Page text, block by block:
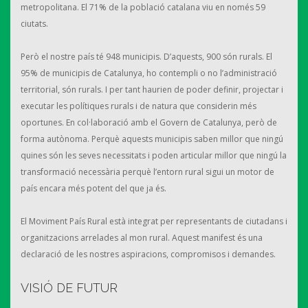
metropolitana. El 71% de la població catalana viu en només 59
ciutats.
Però el nostre país té 948 municipis. D’aquests, 900 són rurals. El
95% de municipis de Catalunya, ho contempli o no l’administració
territorial, són rurals. I per tant haurien de poder definir, projectar i
executar les polítiques rurals i de natura que considerin més
oportunes. En col·laboració amb el Govern de Catalunya, però de
forma autònoma. Perquè aquests municipis saben millor que ningú
quines són les seves necessitats i poden articular millor que ningú la
transformació necessària perquè l’entorn rural sigui un motor de
país encara més potent del que ja és.
El Moviment País Rural està integrat per representants de ciutadans i
organitzacions arrelades al mon rural. Aquest manifest és una
declaració de les nostres aspiracions, compromisos i demandes.
VISIÓ DE FUTUR